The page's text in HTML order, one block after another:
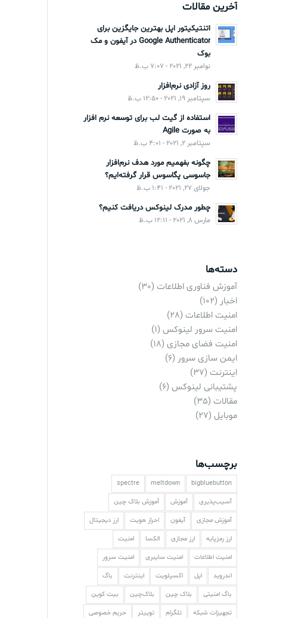
آخرین مقالات
اتنتیکیتور اپل بهترین جایگزین برای
Google Authenticator در آیفون و مک
بوک
نوامبر 22, 2021 - 7:07 ب.ظ
روز آزادی نرم‌افزار
سپتامبر 19, 2021 - 12:50 ب.ظ
استفاده از گیت لب برای توسعه نرم افزار
به صورت Agile
سپتامبر 2, 2021 - 4:01 ب.ظ
چگونه بفهمیم مورد هدف نرم‌افزار
جاسوسی پگاسوس قرار گرفته‌ایم؟
جولای 27, 2021 - 1:41 ب.ظ
چطور مدرک لینوکس دریافت کنیم؟
مارس 8, 2021 - 12:11 ب.ظ
دسته‌ها
آموزش فناوری اطلاعات (30)
اخبار (102)
امنیت اطلاعات (28)
امنیت سرور لینوکس (1)
امنیت فضای مجازی (18)
ایمن سازی سرور (6)
اینترنت (37)
پشتیبانی لینوکس (6)
مقالات (35)
موبایل (27)
برچسب‌ها
bigbluebutton
meltdown
spectre
آسیب‌پذیری آموزش آموزش بلاک چین
آموزش مجازی آیفون احراز هویت ارز دیجیتال
ارز رمزپایه ارز مجازی الکسا امنیت
امنیت اطلاعات امنیت سایبری امنیت سرور
اندروید اپل اکسپلویت اینترنت باگ
باگ امنیتی بلاک چین بلاک‌چین بیت کوین
تجهیزات شبکه تلگرام توییتر حریم خصوصی